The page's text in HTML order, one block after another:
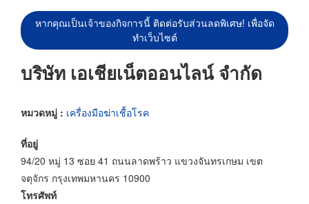
หากคุณเป็นเจ้าของกิจการนี้ ติดต่อรับส่วนลดพิเศษ! เพื่อจัด
ทำเว็บไซต์
บริษัท เอเชียเน็ตออนไลน์ จำกัด
หมวดหมู่ : เครื่องมือฆ่าเชื้อโรค
ที่อยู่
94/20 หมู่ 13 ซอย 41 ถนนลาดพร้าว แขวงจันทรเกษม เขต
จตุจักร กรุงเทพมหานคร 10900
โทรศัพท์